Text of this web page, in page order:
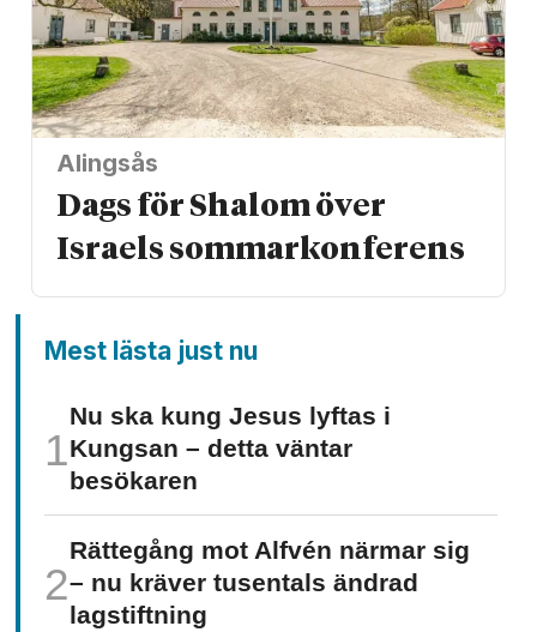
Alingsås
Dags för Shalom över
Israels sommarkonferens
Mest lästa just nu
Nu ska kung Jesus lyftas i
Kungsan – detta väntar
besökaren
Rättegång mot Alfvén närmar sig
– nu kräver tusentals ändrad
lagstiftning